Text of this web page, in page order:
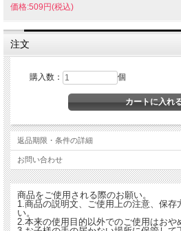
酸、EDTA-4Na
・ 保湿成分の馬油とスクワレン配合の石鹸です。
・ 香料、色素などの添加物を使用していない馬油
【保存方法・保存期間・注意事項】
保管されるときは、高温・直射日光を避けてくだ
【食べ方・使い方】
洗ってください。その後、十分に洗い流してく
【内容量】
100ml
発売元 株式会社ユニマットリケン
発送予定通常2から4営業日
価格:509円(税込)
注文
購入数： 個
返品期限・条件の詳細
お問い合わせ
商品をご使用される際のお願い。
1.商品の説明文、ご使用上の注意、保存
い。
2.本来の使用目的以外でのご使用はおや